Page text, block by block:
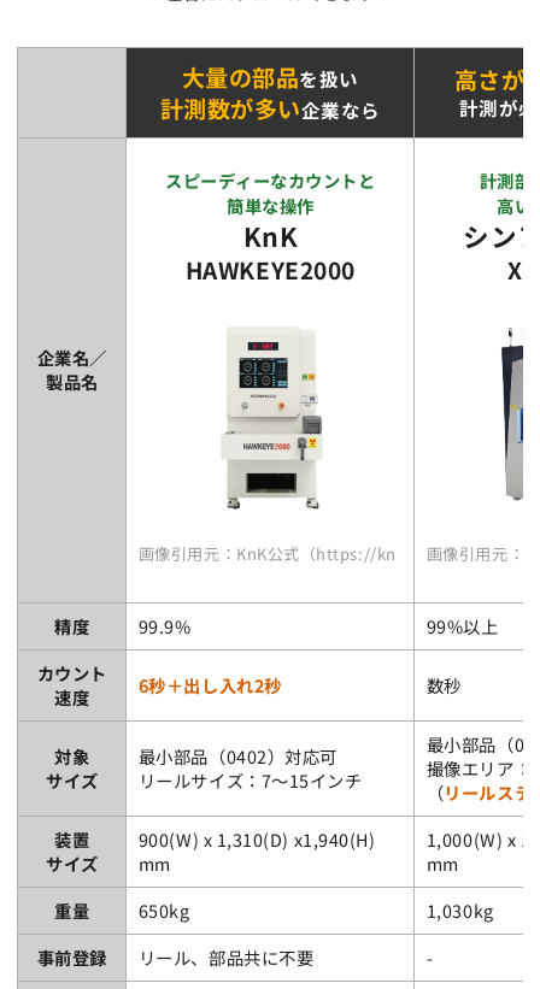
大量の部品を扱い
計測数が多い企業なら
高さが
計測が
企業名／
製品名
スピーディーなカウントと
簡単な操作
KnK
HAWKEYE2000
画像引用元：KnK公式（https://knk-kk.jp/
計測部
高い
シン
画像引用元
精度 99.9%
99%以上
カウント
速度
6秒＋出し入れ2秒 数秒
対象
サイズ
最小部品（0402）対応可
リールサイズ：7～15インチ
最小部品（
撮像エリア
（リールステ
装置
サイズ
900(W) x 1,310(D) x1,940(H)
mm
1,000(W) x
mm
重量
650kg
1,030kg
事前登録
リール、部品共に不要 -